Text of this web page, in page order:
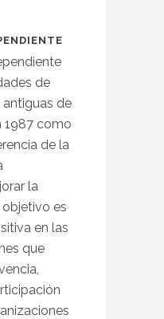
de
de
1987 como
de la
la
objetivo es
en las
que